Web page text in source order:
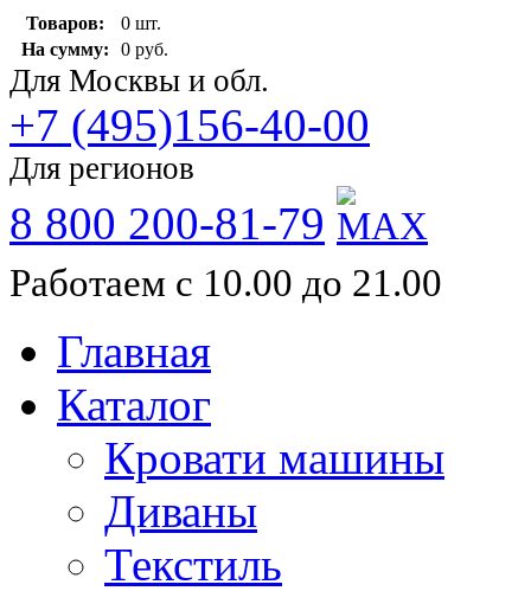
Товаров:
0 шт.
На сумму:
0 руб.
Для Москвы и обл.
+7 (495)156-40-00
Для регионов
8 800 200-81-79
Работаем с 10.00 до 21.00
Главная
Каталог
Кровати машины
Диваны
Текстиль